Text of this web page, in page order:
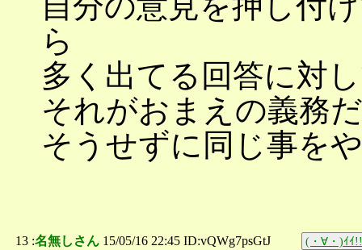
ら
多く出てる回答に対
それがおまえの義務だ
そうせずに同じ事を
13 :名無しさん 15/05/16 22:45 ID:vQWg7psGtJ (・∀・)ｲｲ!!